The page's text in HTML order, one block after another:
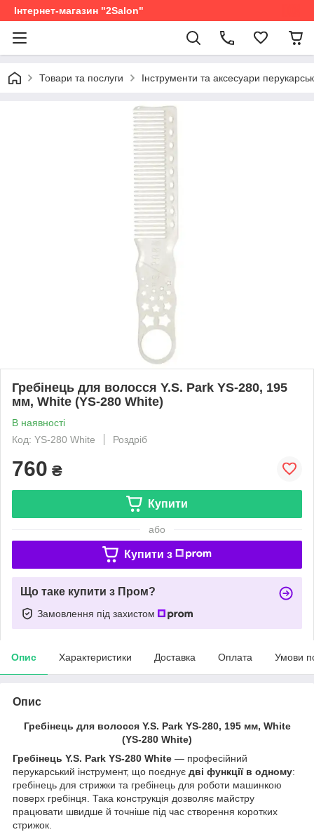
Інтернет-магазин "2Salon"
Товари та послуги Інструменти та аксесуари
Гребінець для волосся Y.S. Park YS-280, 195
мм, White (YS-280 White)
В наявності
Код: YS-280 White
Роздріб
760 ₴
Купити
або
Купити з
Що таке купити з Пром?
Замовлення під захистом
Опис Характеристики Доставка Оплата Умови
Опис
Гребінець для волосся Y.S. Park YS-280, 195 мм, White
(YS-280 White)
Гребінець Y.S. Park YS-280 White — професійний
перукарський інструмент, що поєднує дві функції в одному:
гребінець для стрижки та гребінець для роботи машинкою
поверх гребінця. Така конструкція дозволяє майстру
працювати швидше й точніше під час створення коротких
стрижок.